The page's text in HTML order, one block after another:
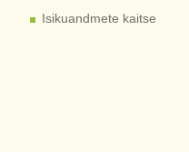
Isikuandmete kaitse